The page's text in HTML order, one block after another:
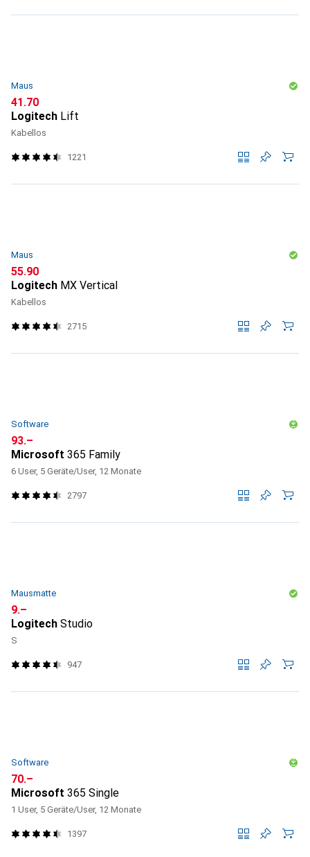
Maus
CHF
41.70
Logitech Lift
Kabellos
1221
Maus
CHF
55.90
Logitech MX Vertical
Kabellos
2715
Software
CHF
93.–
Microsoft 365 Family
6 User, 5 Geräte/User, 12 Monate
2797
Mausmatte
CHF
9.–
Logitech Studio
S
947
Software
CHF
70.–
Microsoft 365 Single
1 User, 5 Geräte/User, 12 Monate
1397